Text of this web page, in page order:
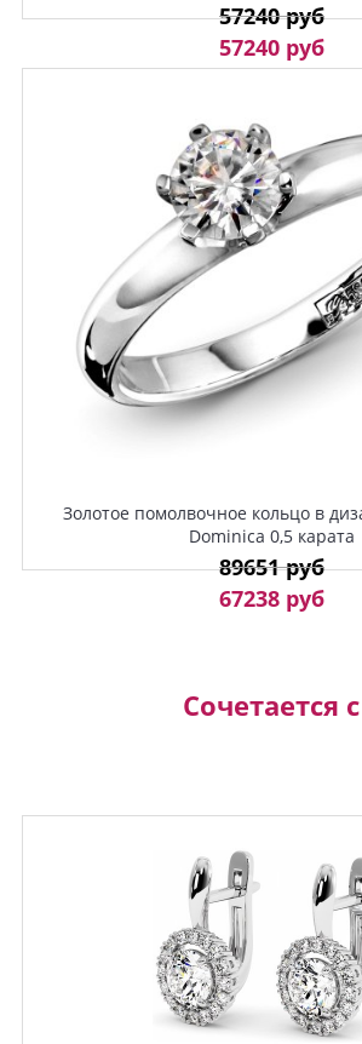
57240 руб
57240 руб
Золотое помолвочное кольцо в
Dominica 0,5 карата
89651 руб
67238 руб
Сочетается с